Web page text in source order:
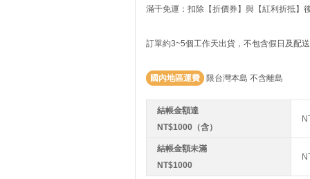
滿千免運：扣除【折價券】與【紅利折抵】
訂單約3~5個工作天出貨，不包含假日及配
國內地區運費 限台灣本島 不含離島
結帳金額達
NT$1000（含）
結帳金額未滿
NT$1000